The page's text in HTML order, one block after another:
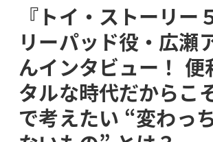
『トイ・ストーリー
リーパッド役・広瀬
んインタビュー！ 便
タルな時代だからこ
で考えたい “変わっ